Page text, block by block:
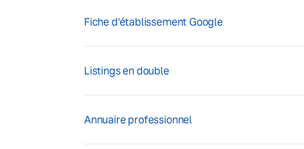
Fiche d'établissement Google
Listings en double
Annuaire professionnel